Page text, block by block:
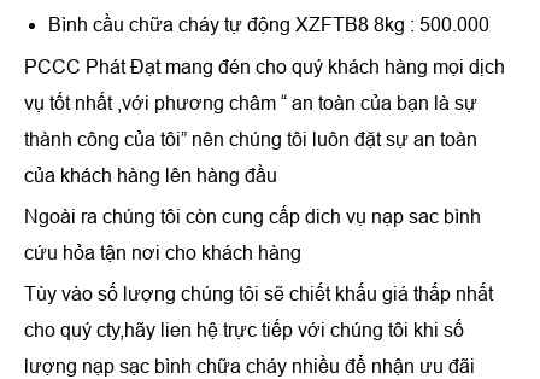
Bình cầu chữa cháy tự động XZFTB8 8kg : 500.000
PCCC Phát Đạt mang đén cho quý khách hàng mọi dịch
vụ tốt nhất ,với phương châm “ an toàn của bạn là sự
thành công của tôi” nên chúng tôi luôn đặt sự an toàn
của khách hàng lên hàng đầu
Ngoài ra chúng tôi còn cung cấp dich vụ nạp sac bình
cứu hỏa tận nơi cho khách hàng
Tùy vào số lượng chúng tôi sẽ chiết khấu giá thấp nhất
cho quý cty,hãy lien hệ trực tiếp với chúng tôi khi số
lượng nạp sạc bình chữa cháy nhiều để nhận ưu đãi